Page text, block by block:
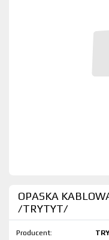
OPASKA
/TRYTYT/
Producent: